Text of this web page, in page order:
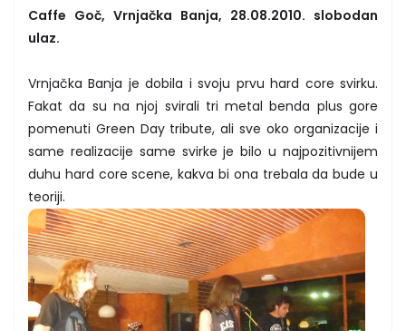
Caffe Goč, Vrnjačka Banja, 28.08.2010. slobodan
ulaz.
Vrnjačka Banja je dobila i svoju prvu hard core svirku.
Fakat da su na njoj svirali tri metal benda plus gore
pomenuti Green Day tribute, ali sve oko organizacije i
same realizacije same svirke je bilo u najpozitivnijem
duhu hard core scene, kakva bi ona trebala da bude u
teoriji.